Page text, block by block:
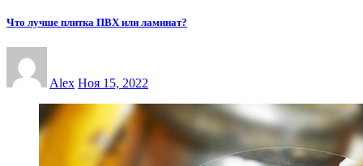
Что лучше плитка ПВХ или ламинат?
Alex Ноя 15, 2022